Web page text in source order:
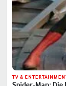
TV &